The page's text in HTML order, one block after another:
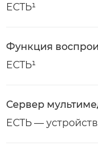
ЕСТЬ¹
Функция
ЕСТЬ¹
Сервер
ЕСТЬ —